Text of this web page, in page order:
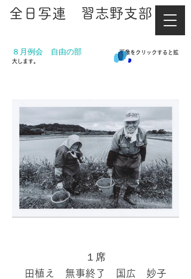
​全日写連 習志野支部
８月例会 自由の部
画像をクリックすると拡
大します。
１席
田植え 無事終了 国広 妙子